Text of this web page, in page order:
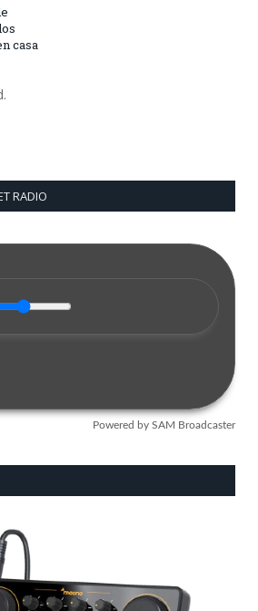
casa
RADIO